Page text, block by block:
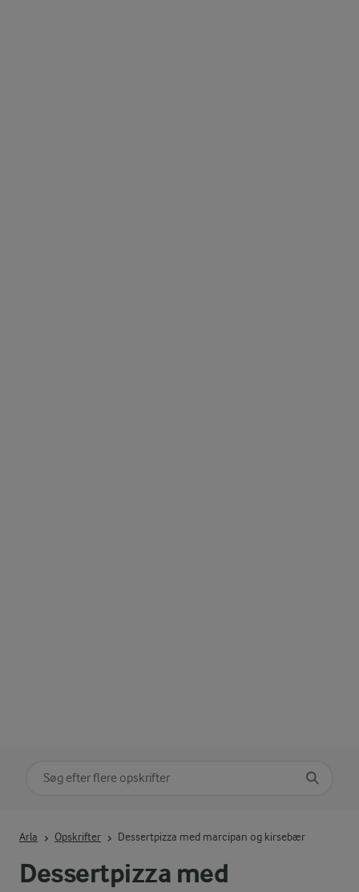
Dessertpizza med
Arla Opskrifter Dessertpizza med marcipan og kirsebær
Søg på kategori